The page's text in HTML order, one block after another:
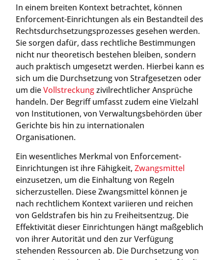
In einem breiten Kontext betrachtet, können
Enforcement-Einrichtungen als ein Bestandteil des
Rechtsdurchsetzungsprozesses gesehen werden.
Sie sorgen dafür, dass rechtliche Bestimmungen
nicht nur theoretisch bestehen bleiben, sondern
auch praktisch umgesetzt werden. Hierbei kann es
sich um die Durchsetzung von Strafgesetzen oder
um dieVollstreckungzivilrechtlicher Ansprüche
handeln. Der Begriff umfasst zudem eine Vielzahl
von Institutionen, von Verwaltungsbehörden über
Gerichte bis hin zu internationalen
Organisationen.
Ein wesentliches Merkmal von Enforcement-
Einrichtungen ist ihre Fähigkeit, Zwangsmittel
einzusetzen, um die Einhaltung von Regeln
sicherzustellen. Diese Zwangsmittel können je
nach rechtlichem Kontext variieren und reichen
von Geldstrafen bis hin zu Freiheitsentzug. Die
Effektivität dieser Einrichtungen hängt maßgeblich
von ihrer Autorität und den zur Verfügung
stehenden Ressourcen ab. Die Durchsetzung von